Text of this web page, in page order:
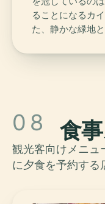
ることになるカ
た、静かな緑地
08 食
観光客向けメニュ
に夕食を予約する